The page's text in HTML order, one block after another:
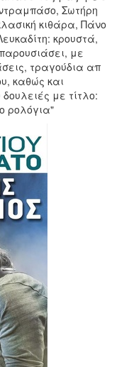
Σωτήρη
κιθάρα, Πάνο
κρουστά,
με
τραγούδια απ
καθώς και
με τίτλο:
ρολόγια"